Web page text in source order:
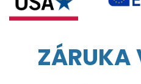
ZÁRUKA